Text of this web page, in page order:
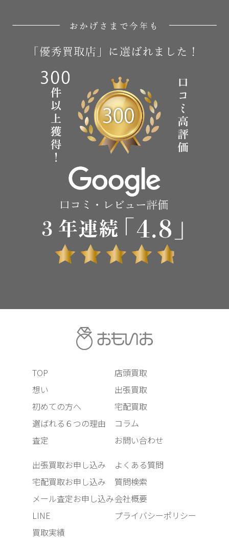
TOP
想い
初めての方へ
選ばれる６つの理由
査定
店頭買取
出張買取
宅配買取
コラム
お問い合わせ
出張買取お申し込み
宅配買取お申し込み
メール査定お申し込み
LINE
買取実績
よくある質問
質問検索
会社概要
プライバシーポリシー